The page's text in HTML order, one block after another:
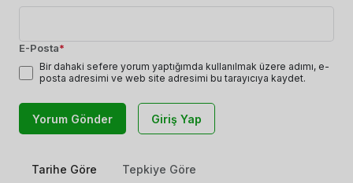
E-Posta*
Bir dahaki sefere yorum yaptığımda kullanılmak üzere adımı, e-
posta adresimi ve web site adresimi bu tarayıcıya kaydet.
Yorum Gönder Giriş Yap
Tarihe Göre Tepkiye Göre